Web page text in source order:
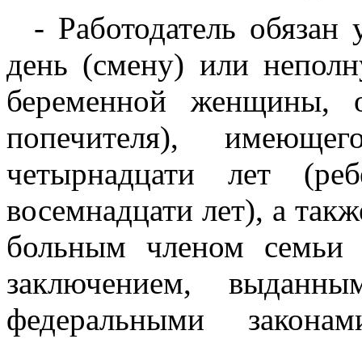
- Работодатель обязан
день (смену) или
беременной женщины,
попечителя),
четырнадцати лет
восемнадцати лет), а
больным членом семьи
заключением,
федеральными